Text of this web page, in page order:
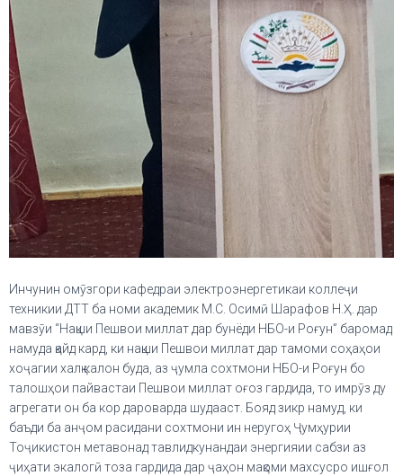
Инчунин омӯзгори кафедраи электроэнергетикаи коллеҷи
техникии ДТТ ба номи академик М.С. Осимӣ Шарафов Н.Ҳ. дар
мавзӯи “Нақши Пешвои миллат дар бунёди НБО-и Роғун” баромад
намуда қайд кард, ки нақши Пешвои миллат дар тамоми соҳаҳои
хоҷагии халқ калон буда, аз ҷумла сохтмони НБО-и Роғун бо
талошҳои пайвастаи Пешвои миллат оғоз гардида, то имрӯз ду
агрегати он ба кор дароварда шудааст. Бояд зикр намуд, ки
баъди ба анҷом расидани сохтмони ин неругоҳ Ҷумҳурии
Тоҷикистон метавонад тавлидкунандаи энергияии сабзи аз
ҷиҳати экалогӣ тоза гардида дар ҷаҳон мақоми махсусро ишғол